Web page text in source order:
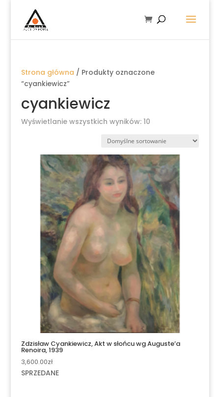
Strona główna / Produkty oznaczone
“cyankiewicz”
cyankiewicz
Wyświetlanie wszystkich wyników: 10
Zdzisław Cyankiewicz, Akt w słońcu wg Auguste’a
Renoira, 1939
3,600.00zł
SPRZEDANE